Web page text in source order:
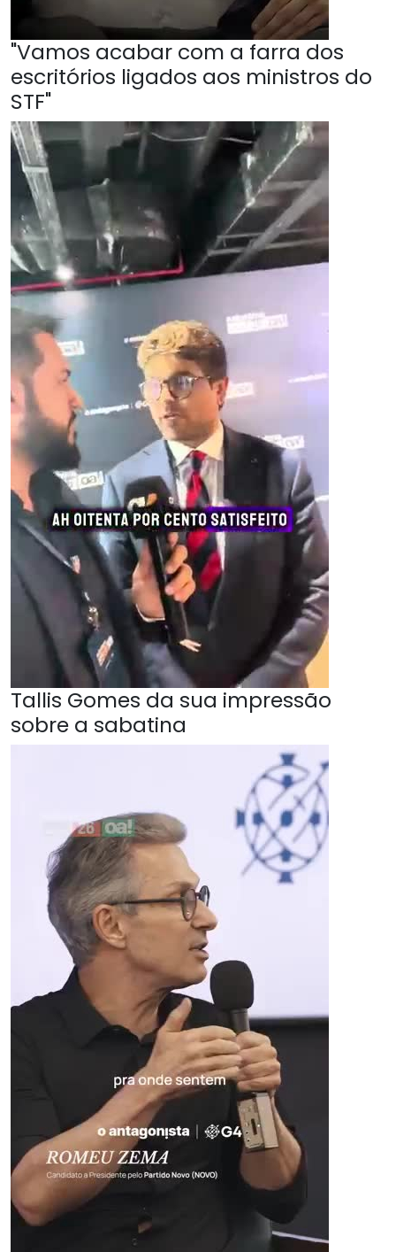
"Vamos acabar com a farra dos
escritórios ligados aos ministros do
STF"
Tallis Gomes da sua impressão
sobre a sabatina